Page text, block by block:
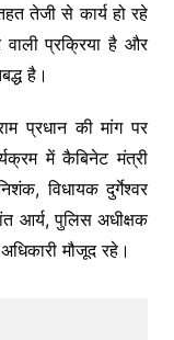
तेजी से कार्य हो रहे
प्रक्रिया है और
है।
प्रधान की मांग पर
में कैबिनेट मंत्री
विधायक दुर्गेश्वर
आर्य, पुलिस अधीक्षक
मौजूद रहे।